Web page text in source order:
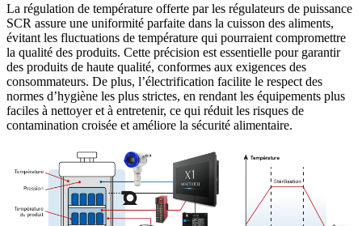
La régulation de température offerte par les régulateurs de puissance
SCR assure une uniformité parfaite dans la cuisson des aliments,
évitant les fluctuations de température qui pourraient compromettre
la qualité des produits. Cette précision est essentielle pour garantir
des produits de haute qualité, conformes aux exigences des
consommateurs. De plus, l’électrification facilite le respect des
normes d’hygiène les plus strictes, en rendant les équipements plus
faciles à nettoyer et à entretenir, ce qui réduit les risques de
contamination croisée et améliore la sécurité alimentaire.